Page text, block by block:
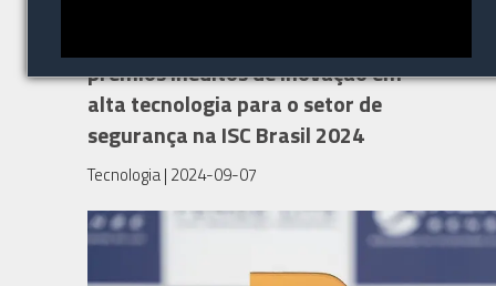
prêmios inéditos de inovação em
alta tecnologia para o setor de
segurança na ISC Brasil 2024
Tecnologia| 2024-09-07